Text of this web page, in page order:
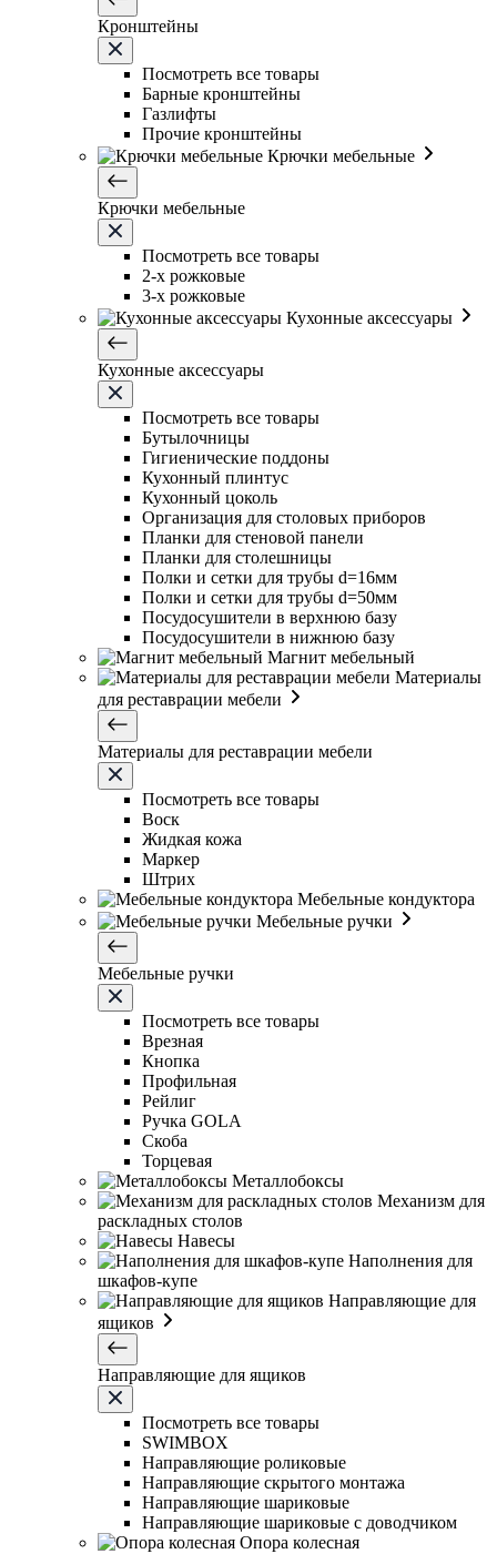
Кронштейны
Посмотреть все товары
Барные кронштейны
Газлифты
Прочие кронштейны
Крючки мебельные
Крючки мебельные
Посмотреть все товары
2-х рожковые
3-х рожковые
Кухонные аксессуары
Кухонные аксессуары
Посмотреть все товары
Бутылочницы
Гигиенические поддоны
Кухонный плинтус
Кухонный цоколь
Организация для столовых приборов
Планки для стеновой панели
Планки для столешницы
Полки и сетки для трубы d=16мм
Полки и сетки для трубы d=50мм
Посудосушители в верхнюю базу
Посудосушители в нижнюю базу
Магнит мебельный
Материалы
для реставрации мебели
Материалы для реставрации мебели
Посмотреть все товары
Воск
Жидкая кожа
Маркер
Штрих
Мебельные кондуктора
Мебельные ручки
Мебельные ручки
Посмотреть все товары
Врезная
Кнопка
Профильная
Рейлиг
Ручка GOLA
Скоба
Торцевая
Металлобоксы
Механизм для
раскладных столов
Навесы
Наполнения для
шкафов-купе
Направляющие для
ящиков
Направляющие для ящиков
Посмотреть все товары
SWIMBOX
Направляющие роликовые
Направляющие скрытого монтажа
Направляющие шариковые
Направляющие шариковые с доводчиком
Опора колесная